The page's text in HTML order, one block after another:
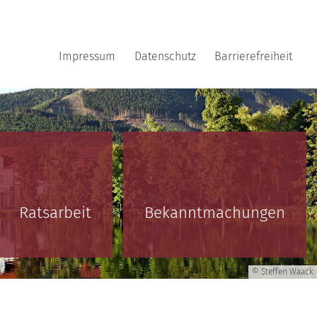
Impressum Datenschutz Barrierefreiheit
Ratsarbeit Bekanntmachungen
© Steffen Waack